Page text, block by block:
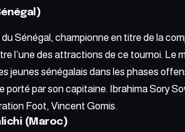
du Sénégal, championne en titre de la
l’une des attractions de ce tournoi.
jeunes sénégalais dans les phases
porté par son capitaine. Ibrahima Sory
Foot, Vincent Gomis.
(Maroc)